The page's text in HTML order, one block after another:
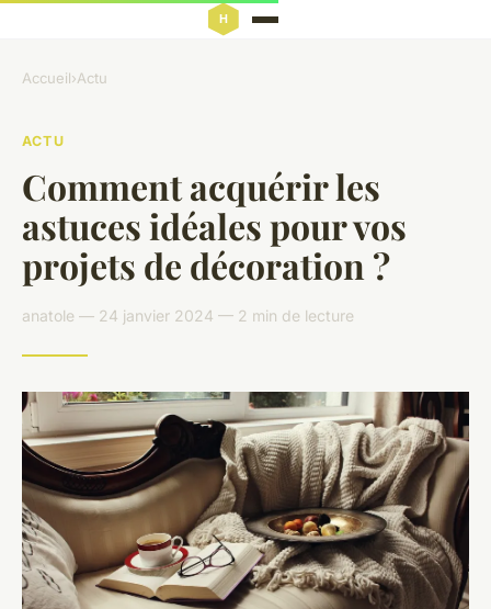
Accueil›Actu
ACTU
Comment acquérir les
astuces idéales pour vos
projets de décoration ?
anatole — 24 janvier 2024 — 2 min de lecture